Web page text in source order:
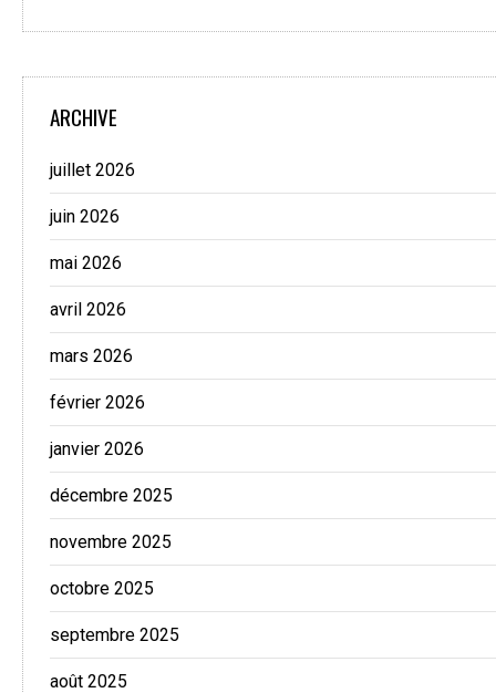
ARCHIVE
juillet 2026
juin 2026
mai 2026
avril 2026
mars 2026
février 2026
janvier 2026
décembre 2025
novembre 2025
octobre 2025
septembre 2025
août 2025